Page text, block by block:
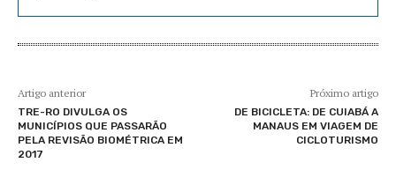
Artigo anterior
TRE-RO DIVULGA OS
MUNICÍPIOS QUE PASSARÃO
PELA REVISÃO BIOMÉTRICA EM
2017
Próximo artigo
DE BICICLETA: DE CUIABÁ A
MANAUS EM VIAGEM DE
CICLOTURISMO